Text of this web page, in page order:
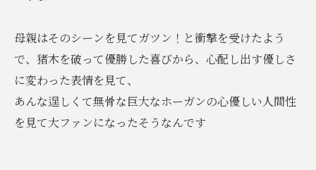
母親はそのシーンを見てガツン！と衝撃を受けたよう
で、猪木を破って優勝した喜びから、心配し出す優しさ
に変わった表情を見て、
あんな逞しくて無骨な巨大なホーガンの心優しい人間性
を見て大ファンになったそうなんです